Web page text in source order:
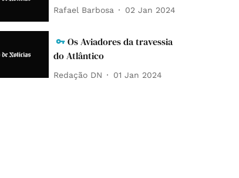
Rafael Barbosa 02 Jan 2024
Os Aviadores da travessia
do Atlântico
Redação DN 01 Jan 2024